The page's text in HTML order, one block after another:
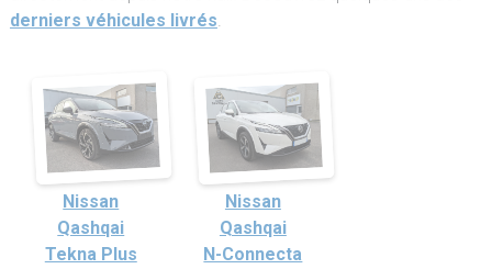
derniers véhicules livrés.
Nissan
Qashqai
Tekna Plus
Nissan
Qashqai
N-Connecta